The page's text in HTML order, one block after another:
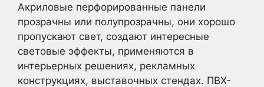
Акриловые перфорированные панели
прозрачны или полупрозрачны, они хорошо
пропускают свет, создают интересные
световые эффекты, применяются в
интерьерных решениях, рекламных
конструкциях, выставочных стендах. ПВХ-